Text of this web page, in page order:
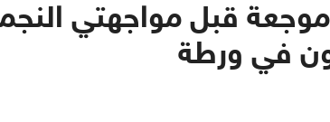
قبل مواجهتي
في ورطة